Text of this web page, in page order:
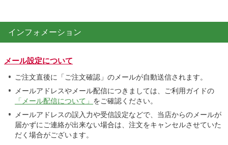
インフォメーション
メール設定について
ご注文直後に「ご注文確認」のメールが自動送信されます。
メールアドレスやメール配信につきましては、ご利用ガイドの
「メール配信について」 をご確認ください。
メールアドレスの誤入力や受信設定などで、当店からのメールが
届かずにご連絡が出来ない場合は、注文をキャンセルさせていた
だく場合がございます。